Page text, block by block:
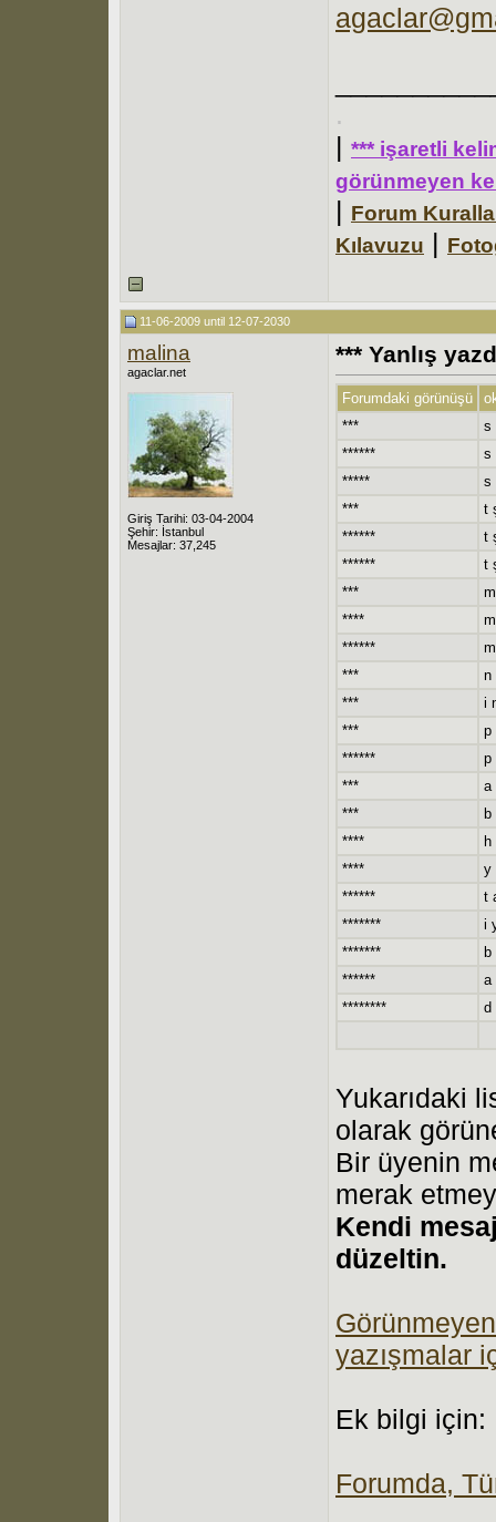
.
| *** işaretli
görünmeyen
| Forum
Kılavuzu |
11-06-2009 until 12-07-2030
malina
agaclar.net
Giriş Tarihi: 03-04-2004
Şehir: İstanbul
Mesajlar: 37,245
*** Yanlış
Forumdaki görünüşü
***
s
******
s
*****
s
***
t
******
t
******
t
***
****
******
***
n
***
i
***
p
******
p
***
a
***
****
****
y
******
t
*******
i
*******
******
a
********
d
Yukarıdaki
olarak
Bir üyenin
merak
Kendi
düzeltin.
yazışmalar
Ek bilgi için:
Forumda,